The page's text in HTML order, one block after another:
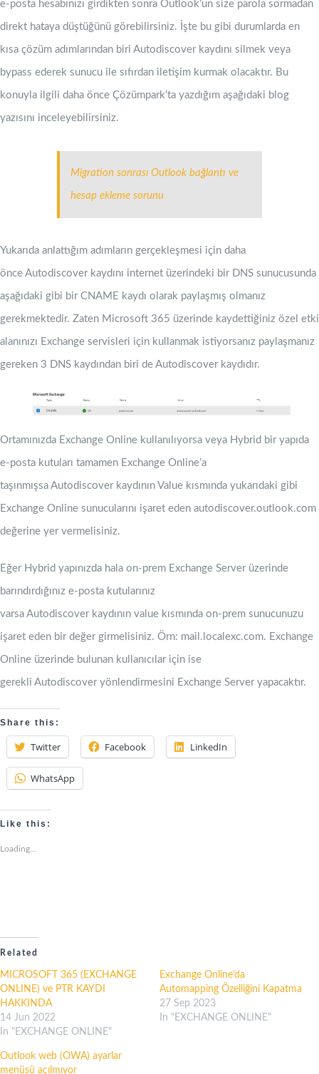
e-posta hesabınızı girdikten sonra Outlook’un size parola sormadan
direkt hataya düştüğünü görebilirsiniz. İşte bu gibi durumlarda en
kısa çözüm adımlarından biri Autodiscover kaydını silmek veya
bypass ederek sunucu ile sıfırdan iletişim kurmak olacaktır. Bu
konuyla ilgili daha önce Çözümpark’ta yazdığım aşağıdaki blog
yazısını inceleyebilirsiniz.
Migration sonrası Outlook bağlantı ve
hesap ekleme sorunu
Yukarıda anlattığım adımların gerçekleşmesi için daha
önce Autodiscover kaydını internet üzerindeki bir DNS sunucusunda
aşağıdaki gibi bir CNAME kaydı olarak paylaşmış olmanız
gerekmektedir. Zaten Microsoft 365 üzerinde kaydettiğiniz özel etki
alanınızı Exchange servisleri için kullanmak istiyorsanız paylaşmanız
gereken 3 DNS kaydından biri de Autodiscover kaydıdır.
Ortamınızda Exchange Online kullanılıyorsa veya Hybrid bir yapıda
e-posta kutuları tamamen Exchange Online’a
taşınmışsa Autodiscover kaydının Value kısmında yukarıdaki gibi
Exchange Online sunucularını işaret eden autodiscover.outlook.com
değerine yer vermelisiniz.
Eğer Hybrid yapınızda hala on-prem Exchange Server üzerinde
barındırdığınız e-posta kutularınız
varsa Autodiscover kaydının value kısmında on-prem sunucunuzu
işaret eden bir değer girmelisiniz. Örn: mail.localexc.com. Exchange
Online üzerinde bulunan kullanıcılar için ise
gerekli Autodiscover yönlendirmesini Exchange Server yapacaktır.
Share this:
Twitter Facebook LinkedIn
WhatsApp
Like this:
Loading...
Related
MICROSOFT 365 (EXCHANGE
ONLINE) ve PTR KAYDI
HAKKINDA
14 Jun 2022
In "EXCHANGE ONLINE"
Exchange Online’da
Automapping Özelliğini Kapatma
27 Sep 2023
In "EXCHANGE ONLINE"
Outlook web (OWA) ayarlar
menüsü açılmıyor